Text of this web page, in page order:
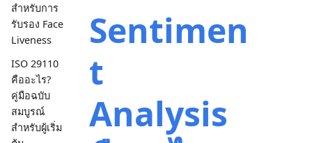
สำหรับการ
รับรอง Face
Liveness
ISO 29110
คืออะไร?
คู่มือฉบับ
สมบูรณ์
สำหรับผู้เริ่ม
Sentimen
t
Analysis